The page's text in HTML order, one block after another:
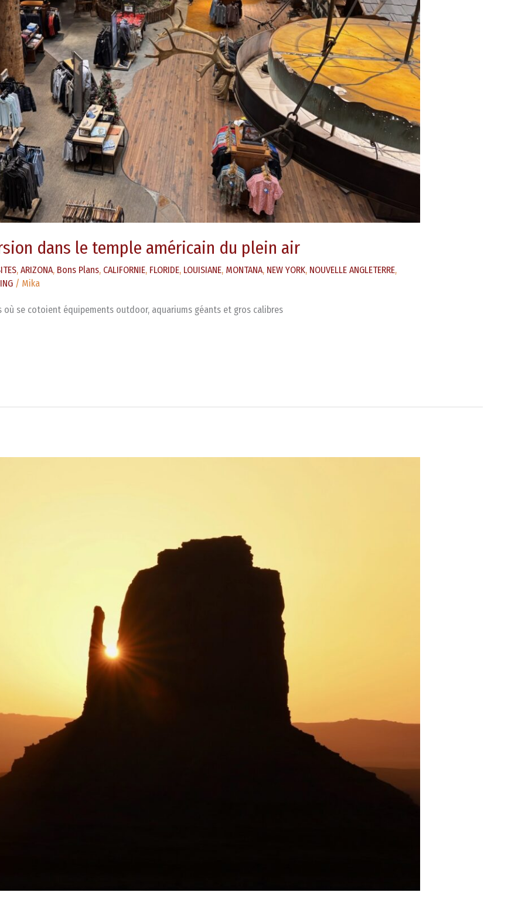
dans le temple américain du plein air
, ARIZONA, Bons Plans, CALIFORNIE, FLORIDE, LOUISIANE, MONTANA, NEW YORK, NOUVELLE ANGLETERRE,
/ Mika
où se cotoient équipements outdoor, aquariums géants et gros calibres